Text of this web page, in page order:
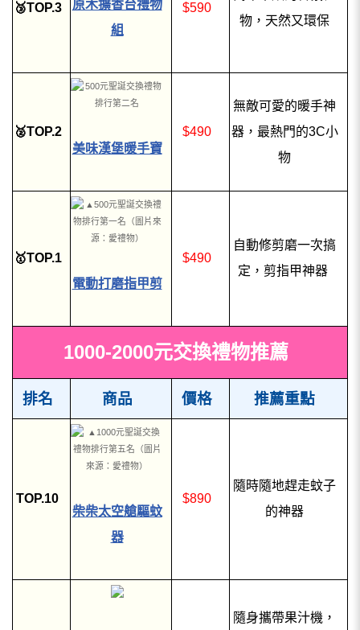
🥉TOP.3
原木擴香台禮物
組
$590
物，天然又環保
🥈TOP.2
美味漢堡暖手寶
$490
無敵可愛的暖手神
器，最熱門的3C小
物
🥇TOP.1
電動打磨指甲剪
$490
自動修剪磨一次搞
定，剪指甲神器
1000-2000元交換禮物推薦
排名 商品 價格 推薦重點
TOP.10
柴柴太空艙驅蚊
器
$890
隨時隨地趕走蚊子
的神器
隨身攜帶果汁機，